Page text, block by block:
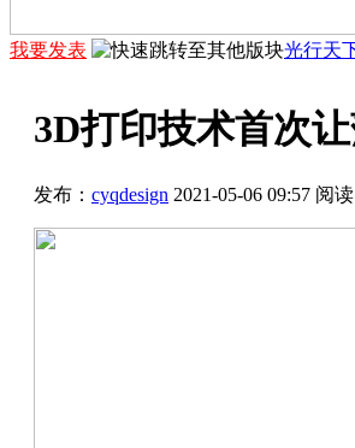
我要发表 光行天
3D打印技术首次
发布： cyqdesign 2021-05-06 09:57 阅读